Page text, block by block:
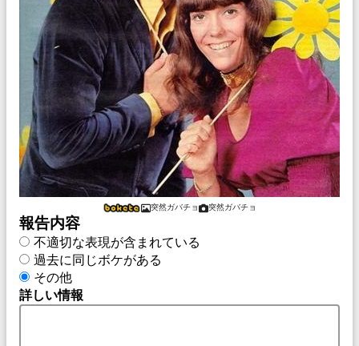
突然ガバチョ 突然ガバチョ
報告内容
不適切な表現が含まれている
過去に同じボケがある
その他
詳しい情報